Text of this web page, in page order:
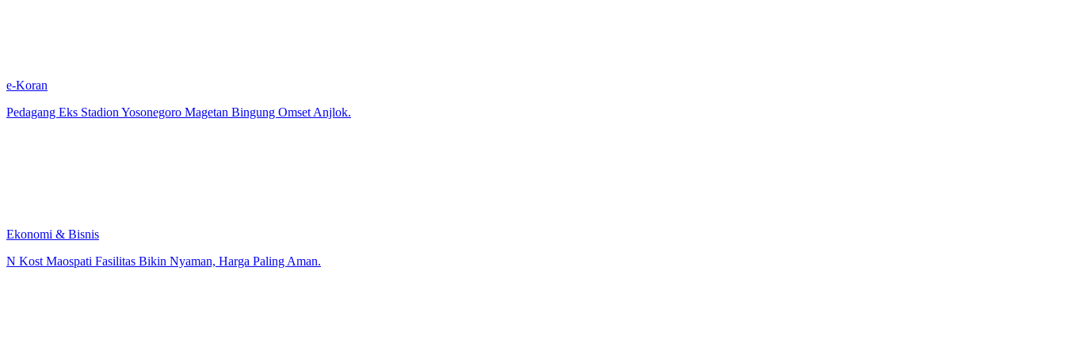
e-Koran
Pedagang Eks Stadion Yosonegoro Magetan Bingung Omset Anjlok.
Ekonomi & Bisnis
N Kost Maospati Fasilitas Bikin Nyaman, Harga Paling Aman.